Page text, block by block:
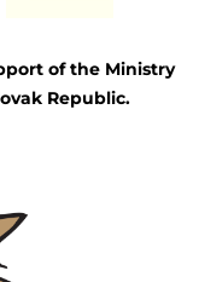
of the Ministry
Republic.